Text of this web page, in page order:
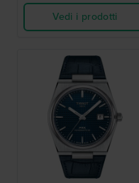
Vedi i prodotti